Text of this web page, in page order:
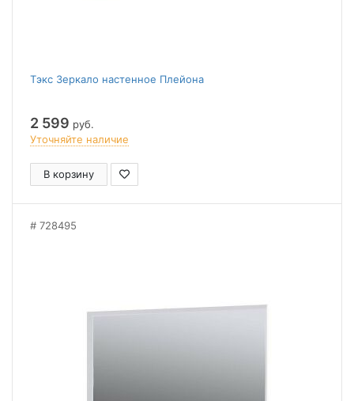
Тэкс Зеркало настенное Плейона
2 599 руб.
Уточняйте наличие
В корзину
728495